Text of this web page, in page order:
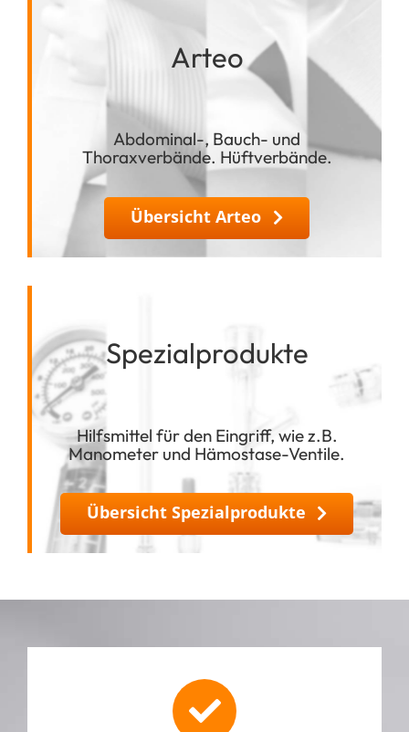
Arteo
Abdominal-, Bauch- und
Thoraxverbände. Hüftverbände.
Übersicht Arteo
Spezialprodukte
Hilfsmittel für den Eingriff, wie z.B.
Manometer und Hämostase-Ventile.
Übersicht Spezialprodukte